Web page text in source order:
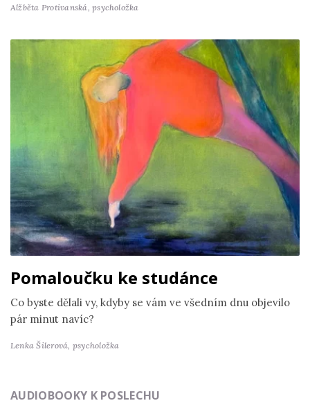
Alžběta Protivanská,psycholožka
Pomaloučku ke studánce
Co byste dělali vy, kdyby se vám ve všedním dnu objevilo
pár minut navíc?
Lenka Šilerová, psycholožka
AUDIOBOOKY K POSLECHU